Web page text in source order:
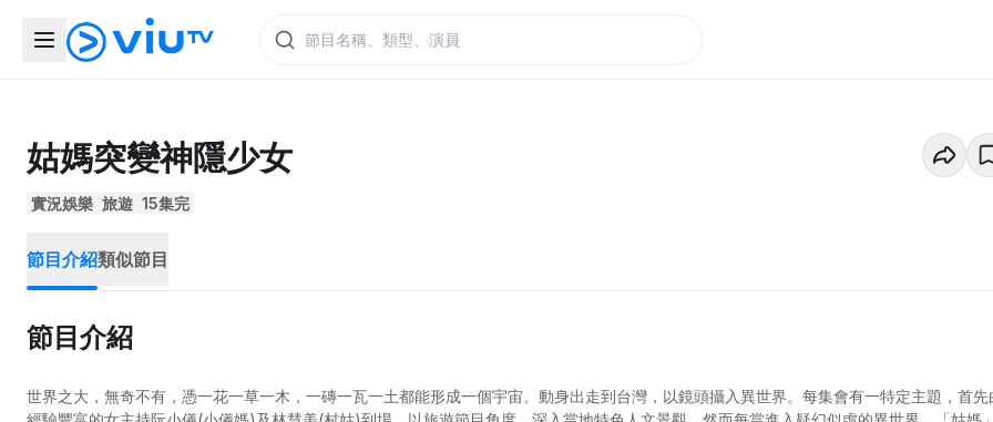
姑媽突變神隱少女
實況娛樂 旅遊 15集完
節目介紹類似節目
節目介紹
世界之大，無奇不有，憑一花一草一木，一磚一瓦一土都能形成一個宇宙。動身出走到台灣，以鏡頭攝入異世界。每集會有一特定主題，首先